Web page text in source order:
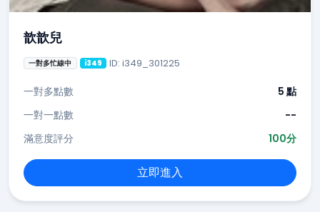
歆歆兒
一對多忙線中 i349 ID: i349_301225
一對多點數
5 點
一對一點數
--
滿意度評分
100分
立即進入